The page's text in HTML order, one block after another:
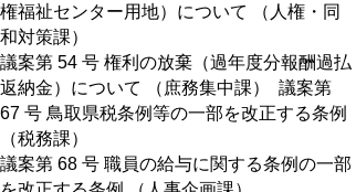
権福祉センター用地）について （人権・同
和対策課）
議案第 54 号 権利の放棄（過年度分報酬過払
返納金）について （庶務集中課） 議案第
67 号 鳥取県税条例等の一部を改正する条例
（税務課）
議案第 68 号 職員の給与に関する条例の一部